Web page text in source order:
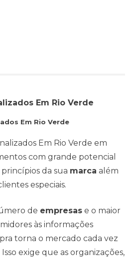
Em Rio Verde
Em Rio Verde
Em Rio Verde em
com grande potencial
da sua marca além
especiais.
de empresas e o maior
às informações
torna o mercado cada vez
exige que as organizações,